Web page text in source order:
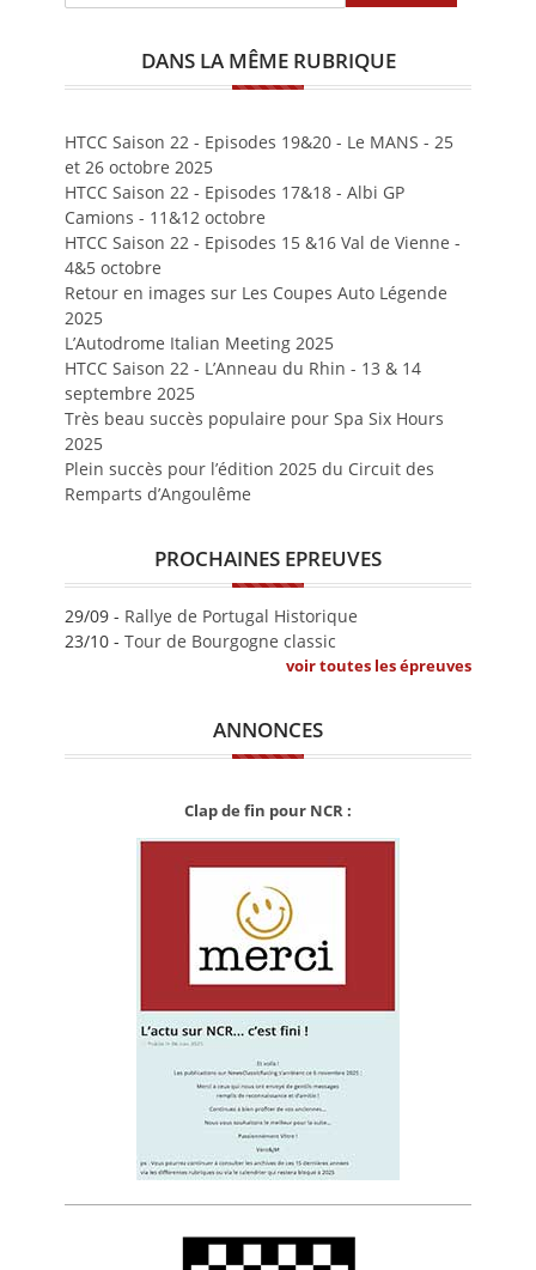
DANS LA MÊME RUBRIQUE
HTCC Saison 22 - Episodes 19&20 - Le MANS - 25
et 26 octobre 2025
HTCC Saison 22 - Episodes 17&18 - Albi GP
Camions - 11&12 octobre
HTCC Saison 22 - Episodes 15 &16 Val de Vienne -
4&5 octobre
Retour en images sur Les Coupes Auto Légende
2025
L’Autodrome Italian Meeting 2025
HTCC Saison 22 - L’Anneau du Rhin - 13 & 14
septembre 2025
Très beau succès populaire pour Spa Six Hours
2025
Plein succès pour l’édition 2025 du Circuit des
Remparts d’Angoulême
PROCHAINES EPREUVES
29/09 - Rallye de Portugal Historique
23/10 - Tour de Bourgogne classic
voir toutes les épreuves
ANNONCES
Clap de fin pour NCR :